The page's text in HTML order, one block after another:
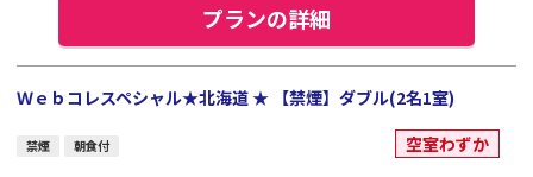
プランの詳細
Ｗｅｂコレスペシャル★北海道 ★ 【禁煙】ダブル(2名1室)
禁煙 朝食付 空室わずか